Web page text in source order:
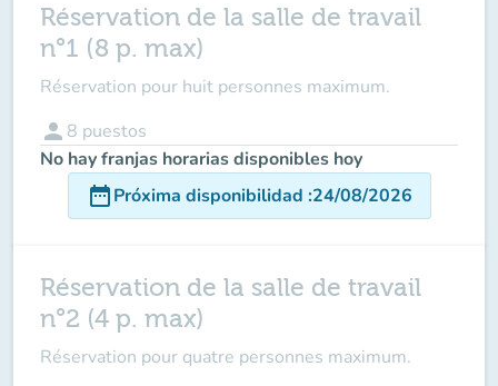
Réservation de la salle de travail
n°1 (8 p. max)
Réservation pour huit personnes maximum.
person 8 puestos
No hay franjas horarias disponibles hoy
date_rangePróxima disponibilidad :24/08/2026
Réservation de la salle de travail
n°2 (4 p. max)
Réservation pour quatre personnes maximum.